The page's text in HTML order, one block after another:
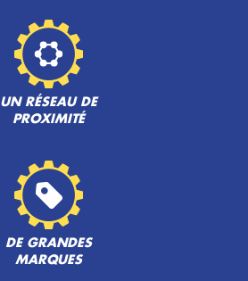
UN RÉSEAU DE
PROXIMITÉ
DE GRANDES
MARQUES